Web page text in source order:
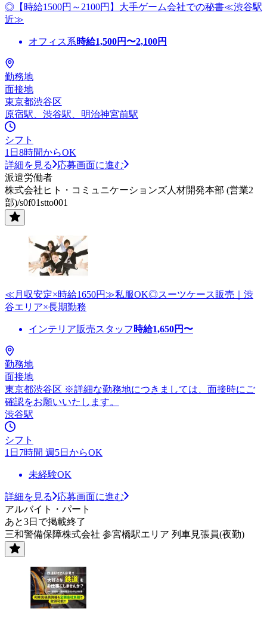
◎【時給1500円～2100円】大手ゲーム会社での秘書≪渋谷駅
近≫
オフィス系時給1,500円〜2,100円
勤務地
面接地
東京都渋谷区
原宿駅、渋谷駅、明治神宮前駅
シフト
1日8時間からOK
詳細を見る
応募画面に進む
派遣労働者
株式会社ヒト・コミュニケーションズ人材開発本部 (営業2
部)/s0f01stto001
≪月収安定×時給1650円≫私服OK◎スーツケース販売｜渋
谷エリア×長期勤務
インテリア販売スタッフ 時給1,650円〜
勤務地
面接地
東京都渋谷区 ※詳細な勤務地につきましては、面接時にご
確認をお願いいたします。
渋谷駅
シフト
1日7時間 週5日からOK
未経験OK
詳細を見る
応募画面に進む
アルバイト・パート
あと3日で掲載終了
三和警備保障株式会社 参宮橋駅エリア 列車見張員(夜勤)